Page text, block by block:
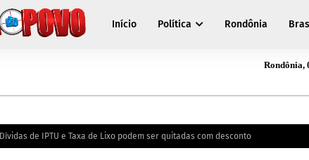
Início Política Rondônia
Rondônia,
Dívidas de IPTU e Taxa de Lixo podem ser quitadas com desconto